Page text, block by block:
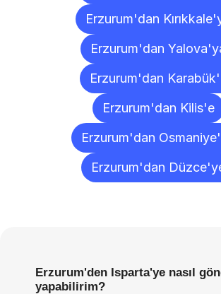
Erzurum'dan
Erzurum'dan
Erzurum'dan
Erzurum'dan Kilis'e
Erzurum'dan
Erzurum'dan
Erzurum'den Isparta'ye nasıl
yapabilirim?